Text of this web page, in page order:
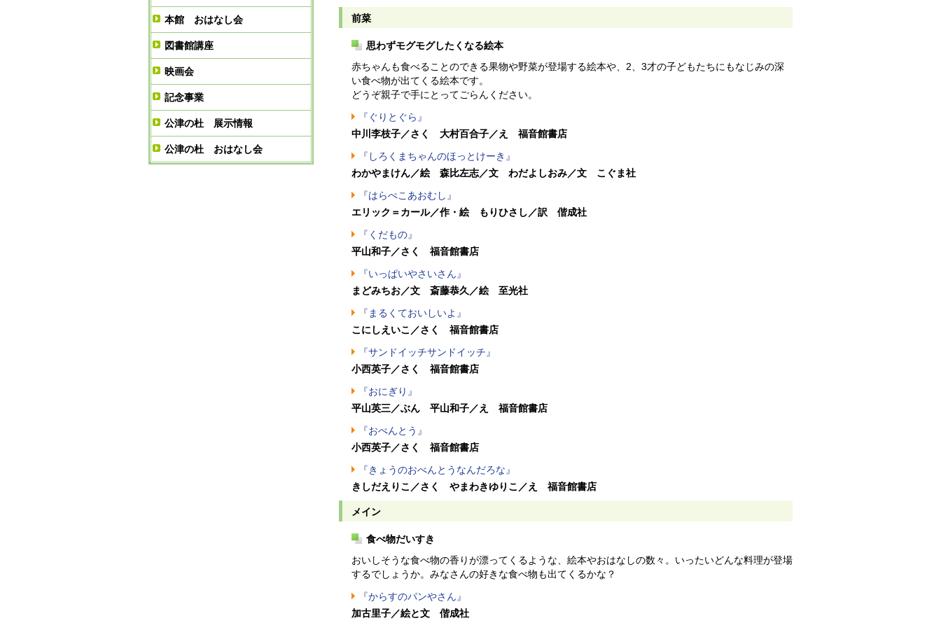
本館 おはなし会
図書館講座
映画会
記念事業
公津の杜 展示情報
公津の杜 おはなし会
前菜
思わずモグモグしたくなる絵本
赤ちゃんも食べることのできる果物や野菜が登場する絵本や、2、3才の子どもたちにもなじみの深
い食べ物が出てくる絵本です。
どうぞ親子で手にとってごらんください。
『ぐりとぐら』
中川李枝子／さく 大村百合子／え 福音館書店
『しろくまちゃんのほっとけーき』
わかやまけん／絵 森比左志／文 わだよしおみ／文 こぐま社
『はらぺこあおむし』
エリック＝カール／作・絵 もりひさし／訳 偕成社
『くだもの』
平山和子／さく 福音館書店
『いっぱいやさいさん』
まどみちお／文 斎藤恭久／絵 至光社
『まるくておいしいよ』
こにしえいこ／さく 福音館書店
『サンドイッチサンドイッチ』
小西英子／さく 福音館書店
『おにぎり』
平山英三／ぶん 平山和子／え 福音館書店
『おべんとう』
小西英子／さく 福音館書店
『きょうのおべんとうなんだろな』
きしだえりこ／さく やまわきゆりこ／え 福音館書店
メイン
食べ物だいすき
おいしそうな食べ物の香りが漂ってくるような、絵本やおはなしの数々。いったいどんな料理が登場
するでしょうか。みなさんの好きな食べ物も出てくるかな？
『からすのパンやさん』
加古里子／絵と文 偕成社